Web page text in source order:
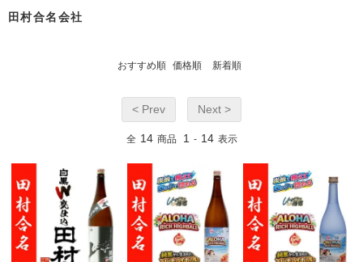
田村合名会社
おすすめ順 価格順 新着順
< Prev Next >
全 14 商品 1 - 14 表示